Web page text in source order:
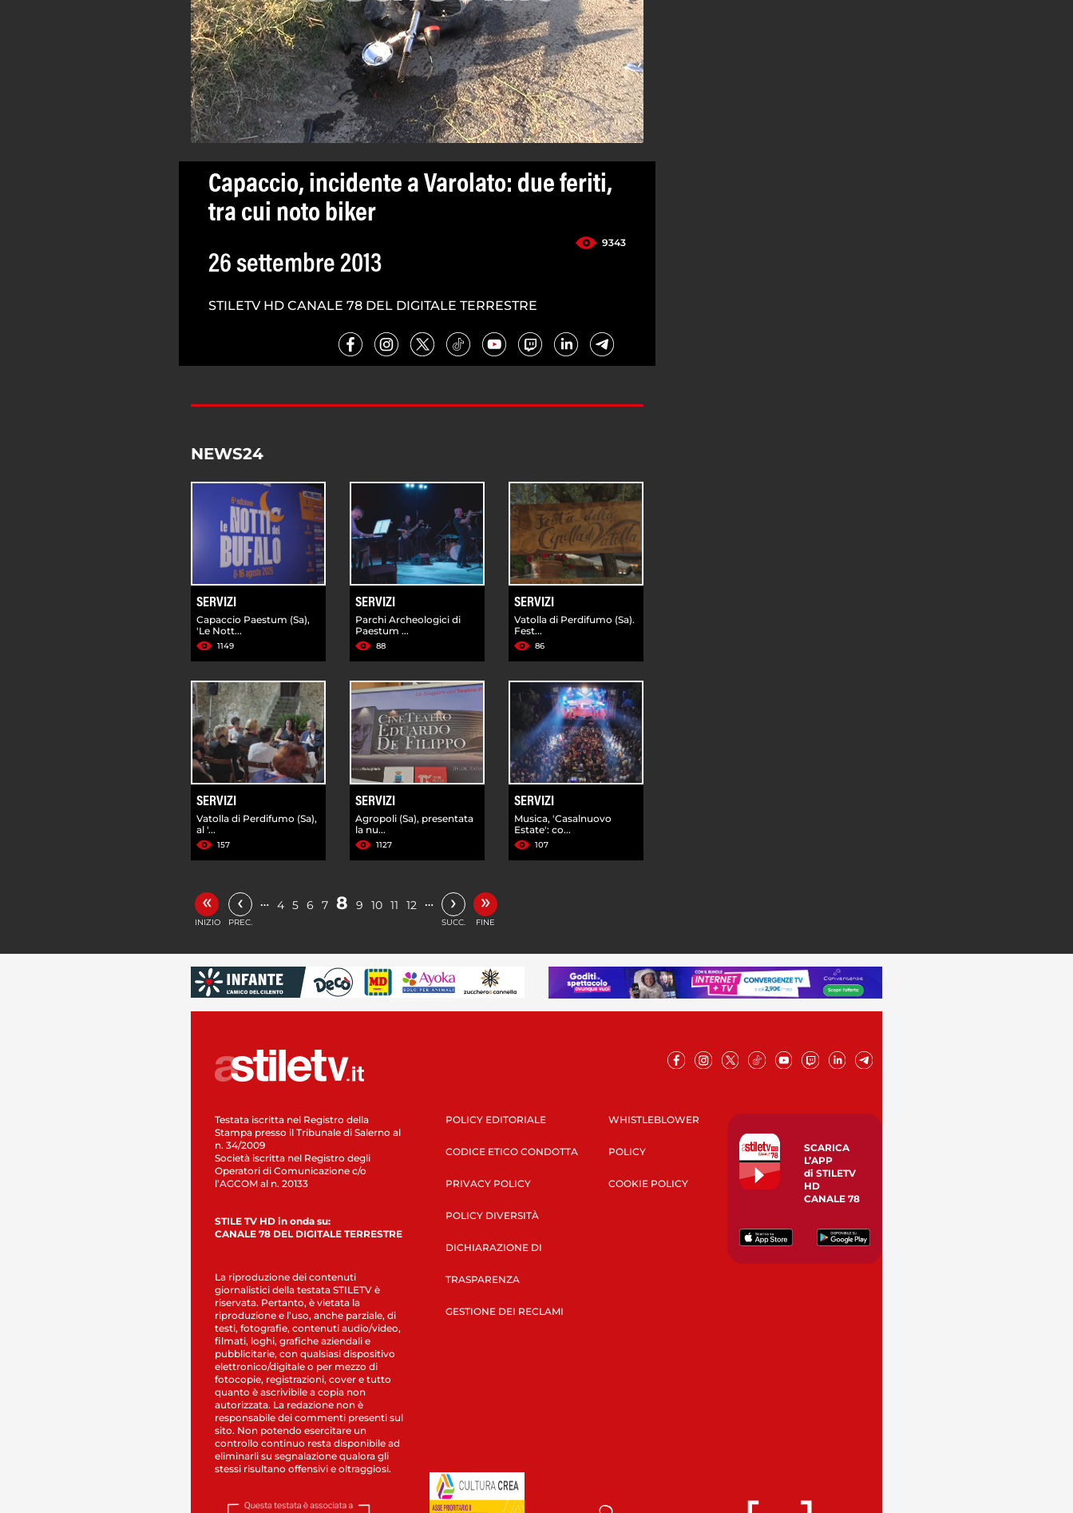
Capaccio, incidente a Varolato: due feriti,
tra cui noto biker
9343
26 settembre 2013
STILETV HD CANALE 78 DEL DIGITALE TERRESTRE
NEWS24
SERVIZI
Capaccio Paestum (Sa),
'Le Nott...
1149
SERVIZI
Parchi Archeologici di
Paestum ...
88
SERVIZI
Vatolla di Perdifumo (Sa).
Fest...
86
SERVIZI
Vatolla di Perdifumo (Sa),
al '...
157
SERVIZI
Agropoli (Sa), presentata
la nu...
1127
SERVIZI
Musica, 'Casalnuovo
Estate': co...
107
«
INIZIO
‹
PREC.
… 4 5 6 7 8 9 10 11 12 … ›
SUCC.
»
FINE
Testata iscritta nel Registro della
Stampa presso il Tribunale di Salerno al
n. 34/2009
Società iscritta nel Registro degli
Operatori di Comunicazione c/o
l’AGCOM al n. 20133
STILE TV HD in onda su:
CANALE 78 DEL DIGITALE TERRESTRE
La riproduzione dei contenuti
giornalistici della testata STILETV è
riservata. Pertanto, è vietata la
riproduzione e l’uso, anche parziale, di
testi, fotografie, contenuti audio/video,
filmati, loghi, grafiche aziendali e
pubblicitarie, con qualsiasi dispositivo
elettronico/digitale o per mezzo di
fotocopie, registrazioni, cover e tutto
quanto è ascrivibile a copia non
autorizzata. La redazione non è
responsabile dei commenti presenti sul
sito. Non potendo esercitare un
controllo continuo resta disponibile ad
eliminarli su segnalazione qualora gli
stessi risultano offensivi e oltraggiosi.
POLICY EDITORIALE
CODICE ETICO CONDOTTA
PRIVACY POLICY
POLICY DIVERSITÀ
DICHIARAZIONE DI
TRASPARENZA
GESTIONE DEI RECLAMI
WHISTLEBLOWER
POLICY
COOKIE POLICY
SCARICA
L’APP
di STILETV
HD
CANALE 78